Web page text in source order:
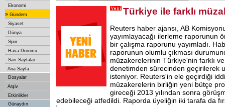
Ekonomi
» Gündem
Siyaset
Dünya
Spor
Hava Durumu
Sarı Sayfalar
Ana Sayfa
Dosyalar
Arşiv
Etkinlikler
Günaydın
Türkiye ile farklı
Reuters haber ajansı, AB
yayımlayacağı ilerleme raporunun
bir çalışma raporunu yayımladı.
raporunun olumlu çıkması
müzakerelerinin Türkiye'nin farklı
denetimden sürecinden geçirilerek
isteniyor. Reuters'in ele geçirdiği
müzakerelerin birliğin yeni bütçe
gireceği 2013 yılından sonra
edebileceği atfedildi. Raporda üyeliğin iki tarafa da